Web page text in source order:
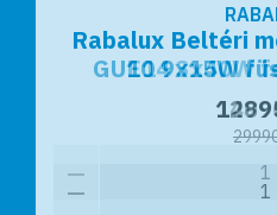
Rabalux Beltéri
E14 3x40W
Rabalux Beltéri
GU10 9x15W